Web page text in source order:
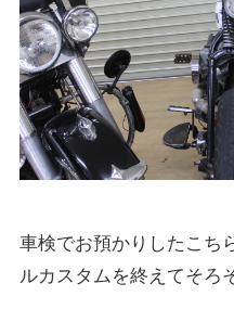
車検でお預かりしたこち
ルカスタムを終えてそろ